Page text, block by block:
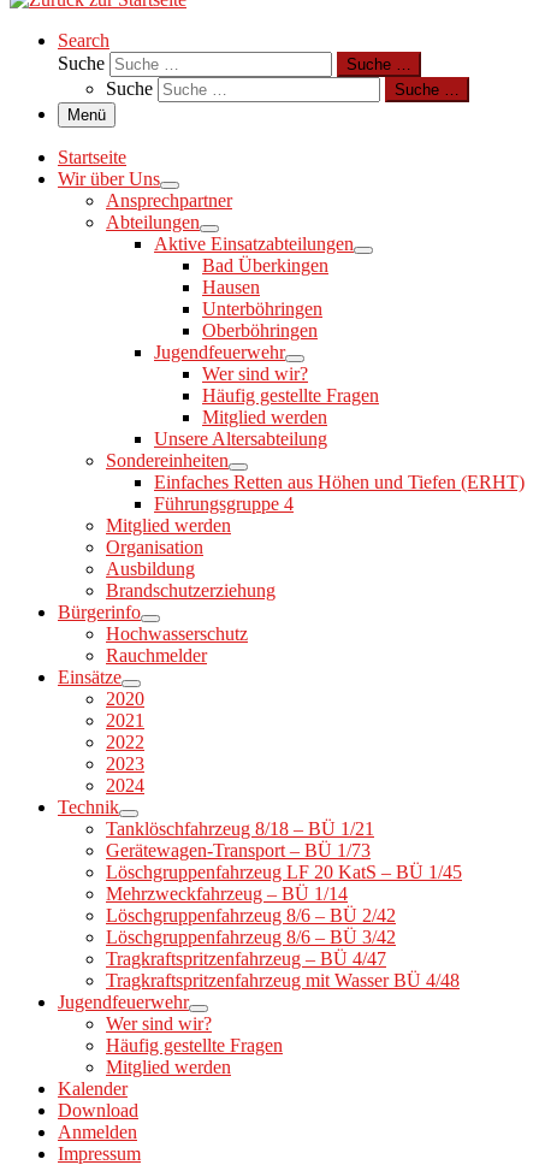
Search
Suche
Suche …
Suche
Suche …
Menü
Startseite
Wir über Uns
Ansprechpartner
Abteilungen
Aktive Einsatzabteilungen
Bad Überkingen
Hausen
Unterböhringen
Oberböhringen
Jugendfeuerwehr
Wer sind wir?
Häufig gestellte Fragen
Mitglied werden
Unsere Altersabteilung
Sondereinheiten
Einfaches Retten aus Höhen und Tiefen (ERHT)
Führungsgruppe 4
Mitglied werden
Organisation
Ausbildung
Brandschutzerziehung
Bürgerinfo
Hochwasserschutz
Rauchmelder
Einsätze
2020
2021
2022
2023
2024
Technik
Tanklöschfahrzeug 8/18 – BÜ 1/21
Gerätewagen-Transport – BÜ 1/73
Löschgruppenfahrzeug LF 20 KatS – BÜ 1/45
Mehrzweckfahrzeug – BÜ 1/14
Löschgruppenfahrzeug 8/6 – BÜ 2/42
Löschgruppenfahrzeug 8/6 – BÜ 3/42
Tragkraftspritzenfahrzeug – BÜ 4/47
Tragkraftspritzenfahrzeug mit Wasser BÜ 4/48
Jugendfeuerwehr
Wer sind wir?
Häufig gestellte Fragen
Mitglied werden
Kalender
Download
Anmelden
Impressum